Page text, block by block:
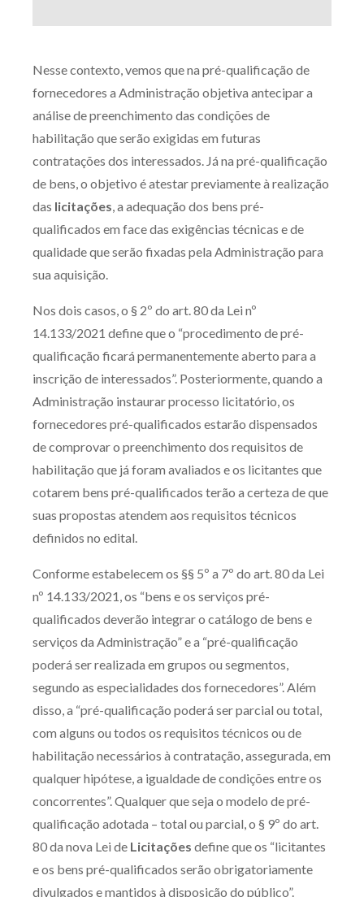
Nesse contexto, vemos que na pré-qualificação de
fornecedores a Administração objetiva antecipar a
análise de preenchimento das condições de
habilitação que serão exigidas em futuras
contratações dos interessados. Já na pré-qualificação
de bens, o objetivo é atestar previamente à realização
das licitações, a adequação dos bens pré-
qualificados em face das exigências técnicas e de
qualidade que serão fixadas pela Administração para
sua aquisição.
Nos dois casos, o § 2º do art. 80 da Lei nº
14.133/2021 define que o “procedimento de pré-
qualificação ficará permanentemente aberto para a
inscrição de interessados”. Posteriormente, quando a
Administração instaurar processo licitatório, os
fornecedores pré-qualificados estarão dispensados
de comprovar o preenchimento dos requisitos de
habilitação que já foram avaliados e os licitantes que
cotarem bens pré-qualificados terão a certeza de que
suas propostas atendem aos requisitos técnicos
definidos no edital.
Conforme estabelecem os §§ 5º a 7º do art. 80 da Lei
nº 14.133/2021, os “bens e os serviços pré-
qualificados deverão integrar o catálogo de bens e
serviços da Administração” e a “pré-qualificação
poderá ser realizada em grupos ou segmentos,
segundo as especialidades dos fornecedores”. Além
disso, a “pré-qualificação poderá ser parcial ou total,
com alguns ou todos os requisitos técnicos ou de
habilitação necessários à contratação, assegurada, em
qualquer hipótese, a igualdade de condições entre os
concorrentes”. Qualquer que seja o modelo de pré-
qualificação adotada – total ou parcial, o § 9º do art.
80 da nova Lei de Licitações define que os “licitantes
e os bens pré-qualificados serão obrigatoriamente
divulgados e mantidos à disposição do público”.